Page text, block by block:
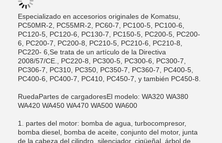
Especializado en accesorios originales de Komatsu,
PC50MR-2, PC55MR-2, PC60-7, PC100-5, PC100-6,
PC120-5, PC120-6, PC130-7, PC150-5, PC200-5, PC200-
6, PC200-7, PC200-8, PC210-5, PC210-6, PC210-8,
PC220- 6,Se trata de un artículo de la Directiva
2008/57/CE., PC220-8, PC300-5, PC300-6, PC300-7,
PC306-7, PC310, PC350, PC350-7, PC360-7, PC400-5,
PC400-6, PC400-7, PC410, PC450-7, y también PC450-8.
RuedaPartes de cargadoresEl modelo: WA320 WA380
WA420 WA450 WA470 WA500 WA600
1. partes del motor: bomba de agua, turbocompresor,
bomba diesel, bomba de aceite, conjunto del motor, junta
de la cabeza del cilindro, silenciador, cigüeñal, árbol de